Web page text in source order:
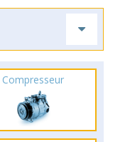
Compresseur